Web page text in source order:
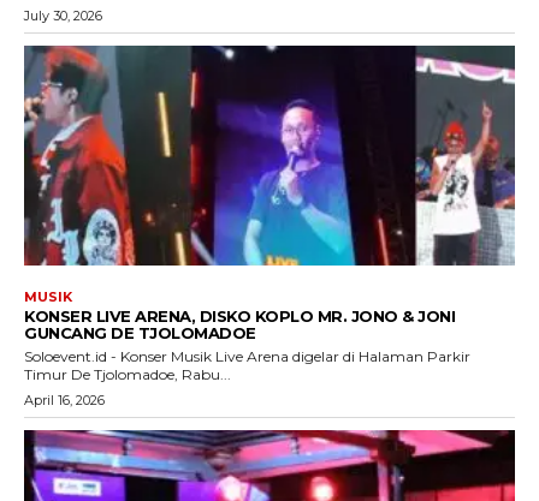
July 30, 2026
MUSIK
KONSER LIVE ARENA, DISKO KOPLO MR. JONO & JONI
GUNCANG DE TJOLOMADOE
Soloevent.id - Konser Musik Live Arena digelar di Halaman Parkir
Timur De Tjolomadoe, Rabu...
April 16, 2026